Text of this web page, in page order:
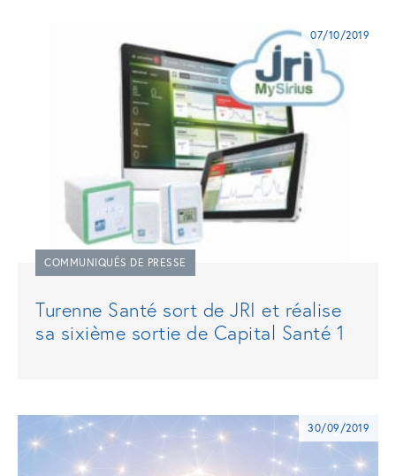
07/10/2019
COMMUNIQUÉS DE PRESSE
Turenne Santé sort de JRI et réalise
sa sixième sortie de Capital Santé 1
30/09/2019